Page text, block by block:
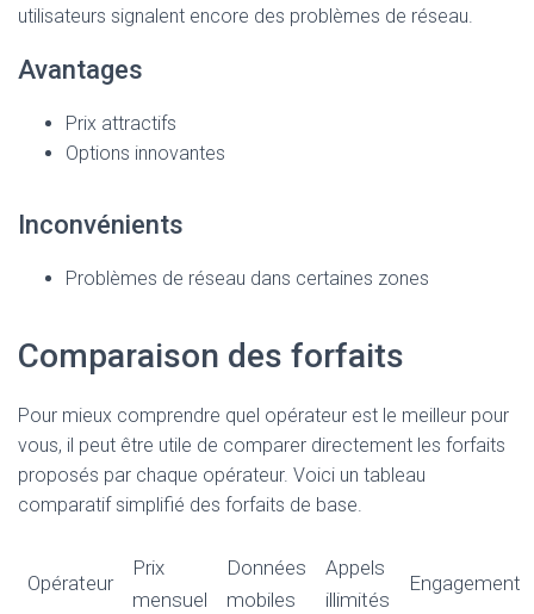
utilisateurs signalent encore des problèmes de réseau.
Avantages
Prix attractifs
Options innovantes
Inconvénients
Problèmes de réseau dans certaines zones
Comparaison des forfaits
Pour mieux comprendre quel opérateur est le meilleur pour
vous, il peut être utile de comparer directement les forfaits
proposés par chaque opérateur. Voici un tableau
comparatif simplifié des forfaits de base.
Opérateur
Prix
mensuel
Données
mobiles
Appels
illimités
Engagement